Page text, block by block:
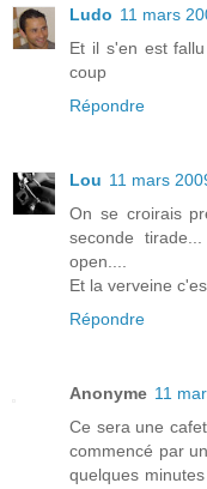
Ludo 11 mars
Et il s'en est
coup
Répondre
Lou 11 mars
On se croirais
seconde
open....
Et la verveine
Répondre
Anonyme 11
Ce sera une
commencé par
quelques